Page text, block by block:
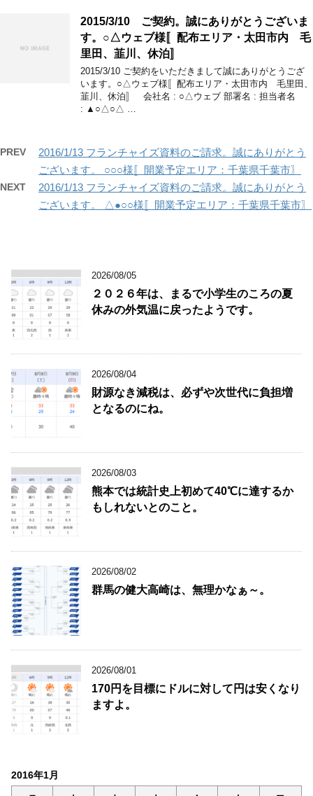
2015/3/10 ご契約。誠にありがとうございま
す。○△ウェブ様〚配布エリア・太田市内 毛
里田、韮川、休泊〛
2015/3/10 ご契約をいただきまして誠にありがとうござ
います。○△ウェブ様〚配布エリア・太田市内 毛里田、
韮川、休泊〛 会社名 : ○△ウェブ 部署名 : 担当者名
: ▲○△○△ …
PREV
2016/1/13 フランチャイズ資料のご請求。誠にありがとう
ございます。 ○○○様〚開業予定エリア：千葉県千葉市〗
NEXT
2016/1/13 フランチャイズ資料のご請求。誠にありがとう
ございます。 △●○○様〚開業予定エリア：千葉県千葉市〗
2026/08/05
２０２６年は、まるで小学生のころの夏
休みの外気温に戻ったようです。
2026/08/04
財源なき減税は、必ずや次世代に負担増
となるのにね。
2026/08/03
熊本では統計史上初めて40℃に達するか
もしれないとのこと。
2026/08/02
群馬の健大高崎は、無理かなぁ～。
2026/08/01
170円を目標にドルに対して円は安くなり
ますよ。
2016年1月